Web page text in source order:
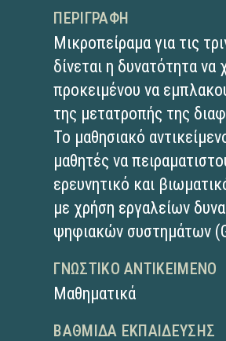
ΠΕΡΙΓΡΑΦΉ
Μικροπείραμα για τις
δίνεται η δυνατότητα να
προκειμένου να
της μετατροπής της
Το μαθησιακό
μαθητές να
ερευνητικό και
με χρήση εργαλείων
ψηφιακών συστημάτων
ΓΝΩΣΤΙΚΌ ΑΝΤΙΚΕΊΜΕΝΟ
Μαθηματικά
ΒΑΘΜΊΔΑ ΕΚΠΑΊΔΕΥΣΗΣ